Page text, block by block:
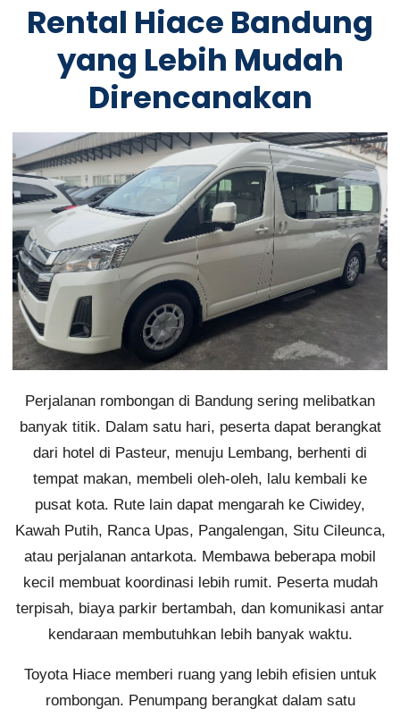
Rental Hiace Bandung
yang Lebih Mudah
Direncanakan
Perjalanan rombongan di Bandung sering melibatkan
banyak titik. Dalam satu hari, peserta dapat berangkat
dari hotel di Pasteur, menuju Lembang, berhenti di
tempat makan, membeli oleh-oleh, lalu kembali ke
pusat kota. Rute lain dapat mengarah ke Ciwidey,
Kawah Putih, Ranca Upas, Pangalengan, Situ Cileunca,
atau perjalanan antarkota. Membawa beberapa mobil
kecil membuat koordinasi lebih rumit. Peserta mudah
terpisah, biaya parkir bertambah, dan komunikasi antar
kendaraan membutuhkan lebih banyak waktu.
Toyota Hiace memberi ruang yang lebih efisien untuk
rombongan. Penumpang berangkat dalam satu